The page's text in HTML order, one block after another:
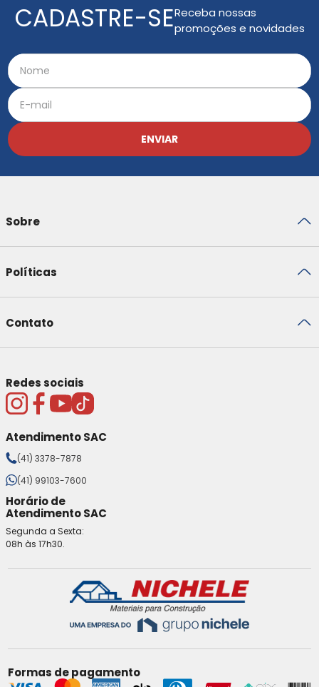
CADASTRE-SEReceba nossas
promoções e novidades
ENVIAR
Sobre
Políticas
Contato
Redes sociais
Atendimento SAC
(41) 3378-7878
(41) 99103-7600
Horário de
Atendimento SAC
Segunda a Sexta:
08h às 17h30.
Formas de pagamento